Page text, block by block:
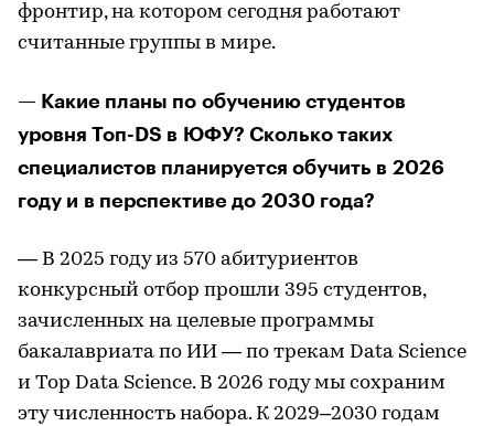
фронтир, на котором сегодня работают
считанные группы в мире.
— Какие планы по обучению студентов
уровня Топ-DS в ЮФУ? Сколько таких
специалистов планируется обучить в 2026
году и в перспективе до 2030 года?
— В 2025 году из 570 абитуриентов
конкурсный отбор прошли 395 студентов,
зачисленных на целевые программы
бакалавриата по ИИ — по трекам Data Science
и Top Data Science. В 2026 году мы сохраним
эту численность набора. К 2029–2030 годам